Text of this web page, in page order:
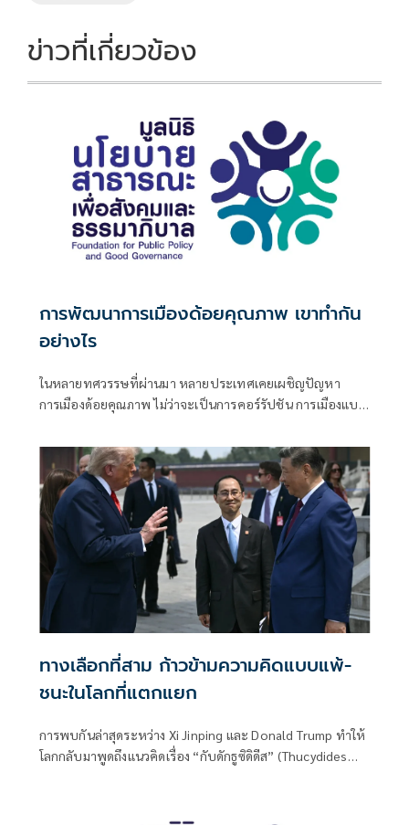
ข่าวที่เกี่ยวข้อง
การพัฒนาการเมืองด้อยคุณภาพ เขาทำกัน
อย่างไร
ในหลายทศวรรษที่ผ่านมา หลายประเทศเคยเผชิญปัญหา
การเมืองด้อยคุณภาพ ไม่ว่าจะเป็นการคอร์รัปชัน การเมืองแบบ
ประสิทธิภาพ อย่างไรก็ตาม หลายประเทศสามารถยกระดับ
คุณภาพการเมือง ปฏิรูปสถาบันของรัฐ และสร้างรากฐานการ
พัฒนาที่มั่นคง จนก้าวขึ้นเป็นประเทศที่มีศักยภาพทาง
เศรษฐกิจและสังคมระดับโลก
ทางเลือกที่สาม ก้าวข้ามความคิดแบบแพ้-
ชนะในโลกที่แตกแยก
การพบกันล่าสุดระหว่าง Xi Jinping และ Donald Trump ทำให้
โลกกลับมาพูดถึงแนวคิดเรื่อง “กับดักธูซิดิดีส” (Thucydides
แย้งมักมีแนวโน้มเกิดขึ้นตามมา